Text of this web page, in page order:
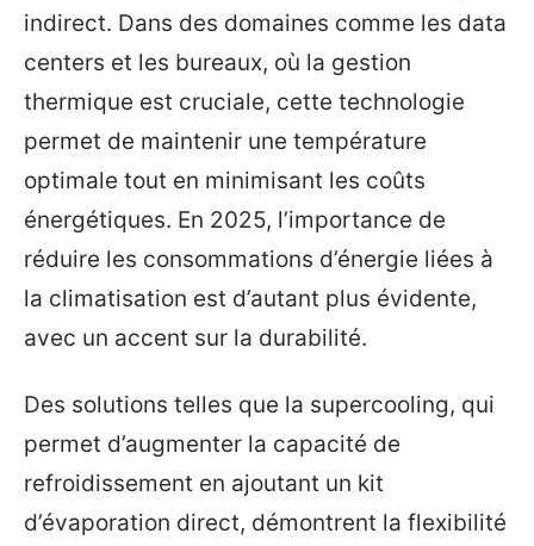
indirect. Dans des domaines comme les data
centers et les bureaux, où la gestion
thermique est cruciale, cette technologie
permet de maintenir une température
optimale tout en minimisant les coûts
énergétiques. En 2025, l’importance de
réduire les consommations d’énergie liées à
la climatisation est d’autant plus évidente,
avec un accent sur la durabilité.
Des solutions telles que la supercooling, qui
permet d’augmenter la capacité de
refroidissement en ajoutant un kit
d’évaporation direct, démontrent la flexibilité